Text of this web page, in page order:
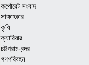
কর্পোরেট সংবাদ
সাক্ষাৎকার
কৃষি
ক্যারিয়ার
চট্টগ্রাম-বন্দর
গণপরিবহন